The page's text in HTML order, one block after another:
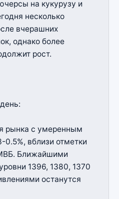
на кукурузу и
несколько
вчерашних
однако более
рост.
рынка с умеренным
вблизи отметки
Ближайшими
1396, 1380, 1370
останутся